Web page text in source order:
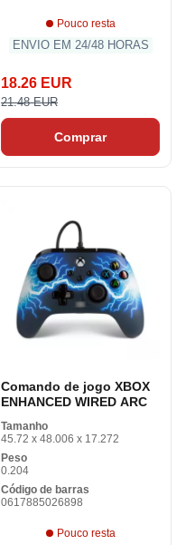
Pouco resta
ENVIO EM 24/48 HORAS
18.26 EUR
21.48 EUR
Comprar
Comando de jogo XBOX
ENHANCED WIRED ARC
Tamanho
45.72 x 48.006 x 17.272
Peso
0.204
Código de barras
0617885026898
Pouco resta